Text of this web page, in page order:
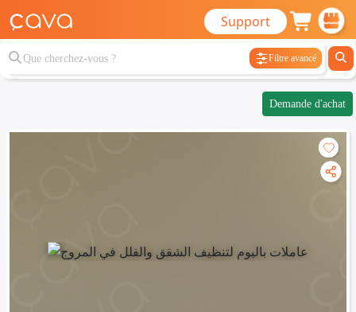
Support
Filtre avancé
Demande d'achat